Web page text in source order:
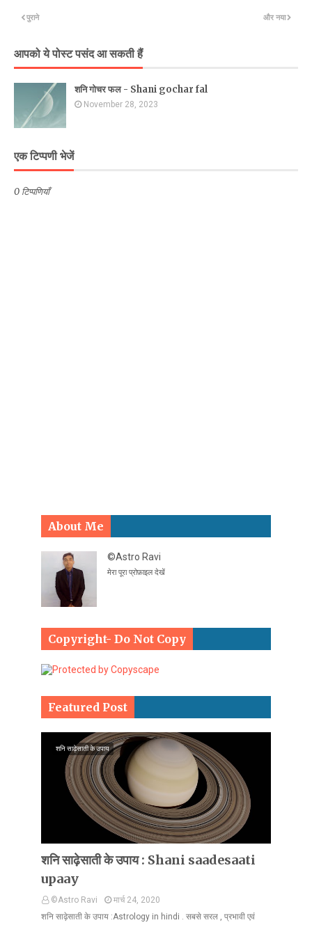
और नया
पुराने
आपको ये पोस्ट पसंद आ सकती हैं
शनि गोचर फल - Shani gochar fal
November 28, 2023
एक टिप्पणी भेजें
0 टिप्पणियाँ
About Me
©Astro Ravi
मेरा पूरा प्रोफ़ाइल देखें
Copyright- Do Not Copy
Featured Post
शनि साढ़ेसाती के उपाय
शनि साढ़ेसाती के उपाय : Shani saadesaati
upaay
©Astro Ravi
मार्च 24, 2020
शनि साढ़ेसाती के उपाय :Astrology in hindi . सबसे सरल , प्रभावी एवं